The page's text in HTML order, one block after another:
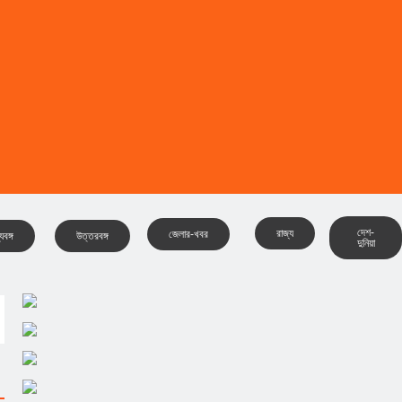
উত্তরবঙ্গ জেলার-খবর রাজ্য
দেশ-
দুনিয়া